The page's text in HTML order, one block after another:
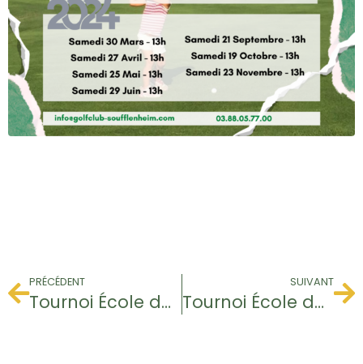
PRÉCÉDENT
Tournoi École de Golf
SUIVANT
Tournoi École de Golf